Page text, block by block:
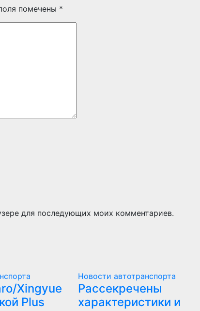
помечены *
для последующих моих комментариев.
Xingyue
Plus
Новости автотранспорта
Рассекречены
характеристики и